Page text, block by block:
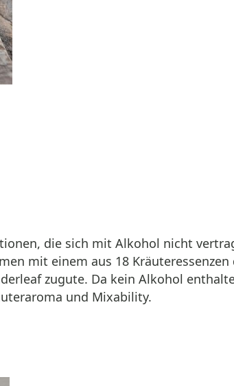
die sich mit Alkohol nicht
mit einem aus 18
zugute. Da kein Alkohol
und Mixability.